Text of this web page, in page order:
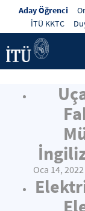
Aday Öğrenci
İTÜ KKTC
Oca 14, 2022